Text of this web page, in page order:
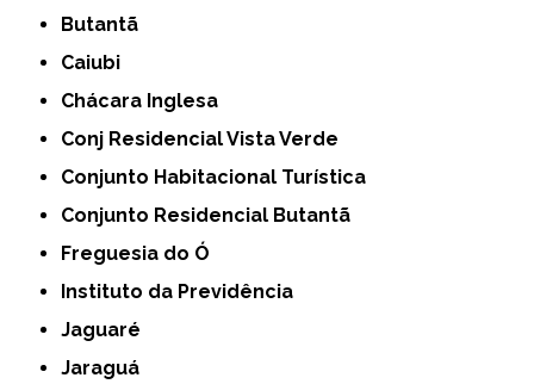
Butantã
Caiubi
Chácara Inglesa
Conj Residencial Vista Verde
Conjunto Habitacional Turística
Conjunto Residencial Butantã
Freguesia do Ó
Instituto da Previdência
Jaguaré
Jaraguá